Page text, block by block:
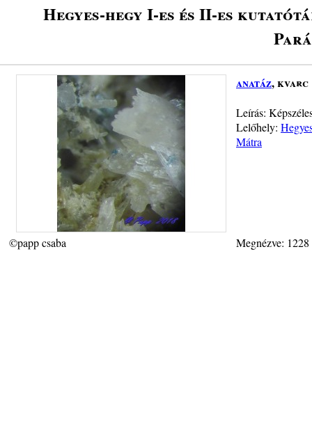
Hegyes-hegy I-es és II-es
anatáz, kvarc
Leírás:
Lelőhely:
Mátra
©papp csaba Megnézve: